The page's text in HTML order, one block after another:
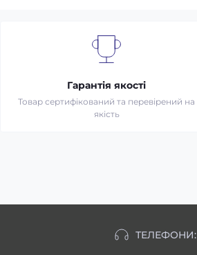
Гарантія якості
Товар сертифікований та перевірений на
якість
ТЕЛЕФОНИ: